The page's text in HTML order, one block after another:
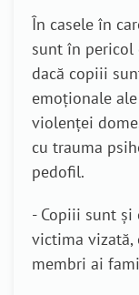
În casele în
sunt în pericol
dacă copiii
emoționale
violenței
cu trauma
pedofil.
- Copiii sunt și
victima vizată,
membri ai